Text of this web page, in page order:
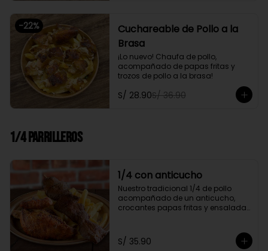
-22%
Cuchareable de Pollo a la
Brasa
¡Lo nuevo! Chaufa de pollo,
acompañado de papas fritas y
trozos de pollo a la brasa!
S/ 28.90S/ 36.90
1/4 Parrilleros
1/4 con anticucho
Nuestro tradicional 1/4 de pollo
acompañado de un anticucho,
crocantes papas fritas y ensalada
S/ 35.90